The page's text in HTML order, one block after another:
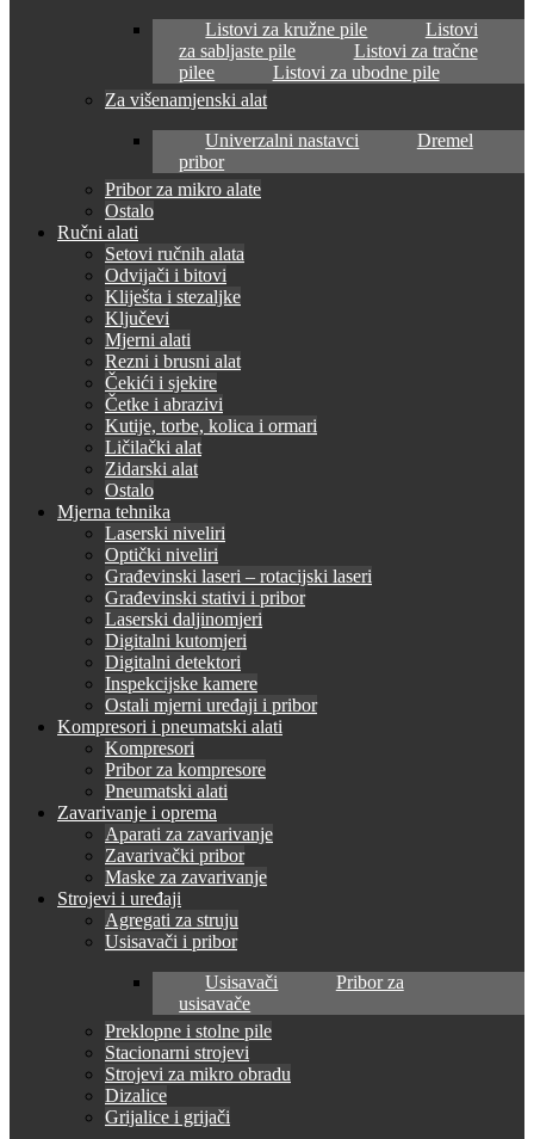
Listovi za kružne pile
Listovi
za sabljaste pile
Listovi za tračne
pilee
Listovi za ubodne pile
Za višenamjenski alat
Univerzalni nastavci
Dremel
pribor
Pribor za mikro alate
Ostalo
Ručni alati
Setovi ručnih alata
Odvijači i bitovi
Kliješta i stezaljke
Ključevi
Mjerni alati
Rezni i brusni alat
Čekići i sjekire
Četke i abrazivi
Kutije, torbe, kolica i ormari
Ličilački alat
Zidarski alat
Ostalo
Mjerna tehnika
Laserski niveliri
Optički niveliri
Građevinski laseri – rotacijski laseri
Građevinski stativi i pribor
Laserski daljinomjeri
Digitalni kutomjeri
Digitalni detektori
Inspekcijske kamere
Ostali mjerni uređaji i pribor
Kompresori i pneumatski alati
Kompresori
Pribor za kompresore
Pneumatski alati
Zavarivanje i oprema
Aparati za zavarivanje
Zavarivački pribor
Maske za zavarivanje
Strojevi i uređaji
Agregati za struju
Usisavači i pribor
Usisavači
Pribor za
usisavače
Preklopne i stolne pile
Stacionarni strojevi
Strojevi za mikro obradu
Dizalice
Grijalice i grijači